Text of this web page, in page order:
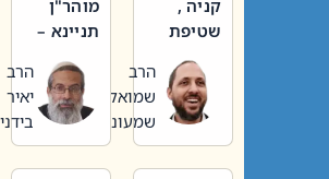
קניה ,
שטיפת
בשבת –
הלכות
שבת –
הרב
שמואל
שמעוני
מוהר"ן
תניינא –
האמת יש
ביטול
תורה
הרב
יאיר
בידני